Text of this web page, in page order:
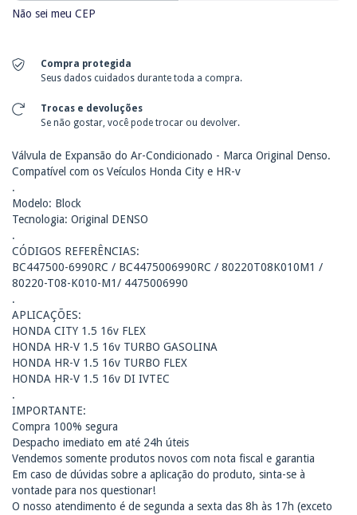
Não sei meu CEP
Compra protegida
Seus dados cuidados durante toda a compra.
Trocas e devoluções
Se não gostar, você pode trocar ou devolver.
Válvula de Expansão do Ar-Condicionado - Marca Original Denso.
Compatível com os Veículos Honda City e HR-v
.
Modelo: Block
Tecnologia: Original DENSO
.
CÓDIGOS REFERÊNCIAS:
BC447500-6990RC / BC4475006990RC / 80220T08K010M1 /
80220-T08-K010-M1/ 4475006990
.
APLICAÇÕES:
HONDA CITY 1.5 16v FLEX
HONDA HR-V 1.5 16v TURBO GASOLINA
HONDA HR-V 1.5 16v TURBO FLEX
HONDA HR-V 1.5 16v DI IVTEC
.
IMPORTANTE:
Compra 100% segura
Despacho imediato em até 24h úteis
Vendemos somente produtos novos com nota fiscal e garantia
Em caso de dúvidas sobre a aplicação do produto, sinta-se à
vontade para nos questionar!
O nosso atendimento é de segunda a sexta das 8h às 17h (exceto